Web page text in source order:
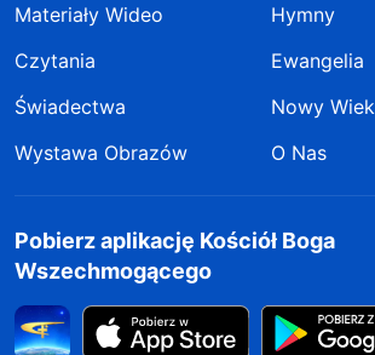
Materiały Wideo
Hymny
Czytania
Ewangelia
Świadectwa
Nowy Wiek
Wystawa Obrazów
O Nas
Pobierz aplikację Kościół Boga
Wszechmogącego